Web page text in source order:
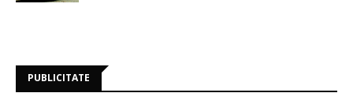
PUBLICITATE